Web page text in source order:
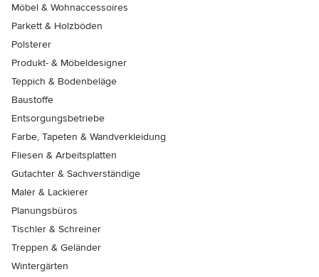
Möbel & Wohnaccessoires
Parkett & Holzböden
Polsterer
Produkt- & Möbeldesigner
Teppich & Bodenbeläge
Baustoffe
Entsorgungsbetriebe
Farbe, Tapeten & Wandverkleidung
Fliesen & Arbeitsplatten
Gutachter & Sachverständige
Maler & Lackierer
Planungsbüros
Tischler & Schreiner
Treppen & Geländer
Wintergärten